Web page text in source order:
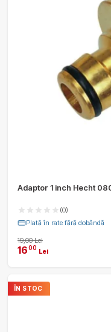
Adaptor 1 inch Hecht
(0)
Plată în rate fără dobândă
19,00 Lei
1600 Lei
ÎN STOC